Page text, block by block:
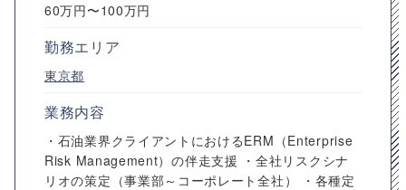
60万円〜100万円
勤務エリア
東京都
業務内容
・石油業界クライアントにおけるERM（Enterprise
Risk Management）の伴走支援 ・全社リスクシナ
リオの策定（事業部～コーポレート全社） ・各種定